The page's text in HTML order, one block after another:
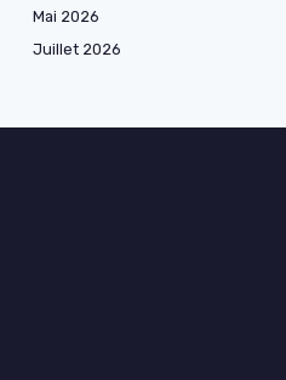
Mai 2026
Juillet 2026